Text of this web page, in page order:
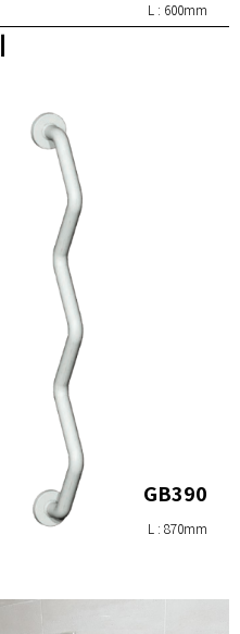
L : 600mm
GB390
L : 870mm